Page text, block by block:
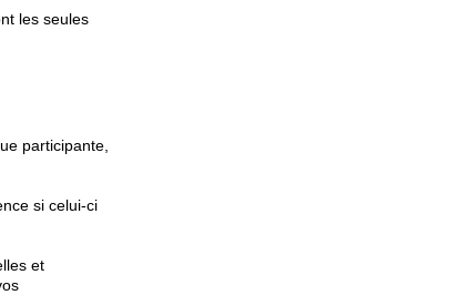
les seules
participante,
si celui-ci
et